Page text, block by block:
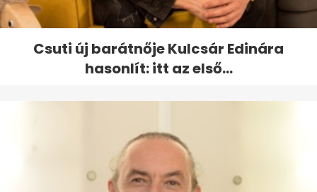
Csuti új barátnője Kulcsár Edinára
hasonlít: itt az első...